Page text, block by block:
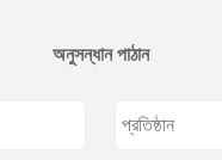
অনুসন্ধান পাঠান